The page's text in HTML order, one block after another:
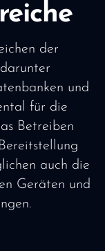
der
und
für die
Betreiben
auch die
Geräten und